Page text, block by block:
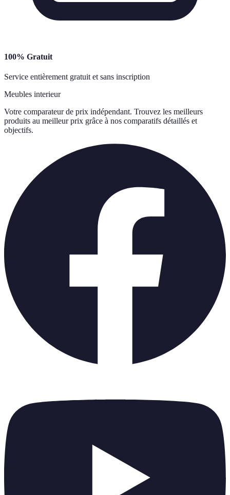
100% Gratuit
Service entièrement gratuit et sans inscription
Meubles interieur
Votre comparateur de prix indépendant. Trouvez les meilleurs
produits au meilleur prix grâce à nos comparatifs détaillés et
objectifs.